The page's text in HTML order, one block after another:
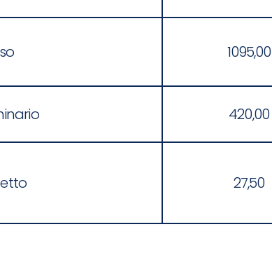
1095,00
420,00
27,50